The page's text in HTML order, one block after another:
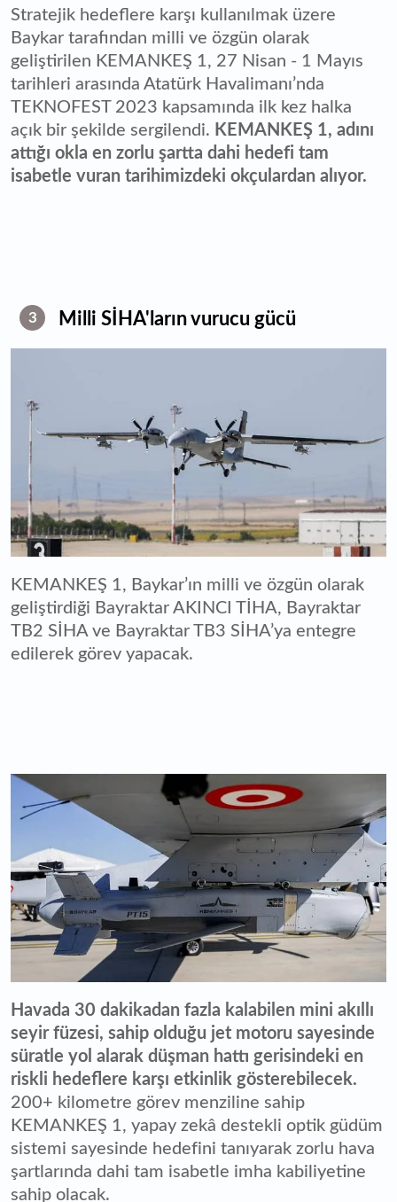
Stratejik hedeflere karşı kullanılmak üzere
Baykar tarafından milli ve özgün olarak
geliştirilen KEMANKEŞ 1, 27 Nisan - 1 Mayıs
tarihleri arasında Atatürk Havalimanı’nda
TEKNOFEST 2023 kapsamında ilk kez halka
açık bir şekilde sergilendi. KEMANKEŞ 1, adını
attığı okla en zorlu şartta dahi hedefi tam
isabetle vuran tarihimizdeki okçulardan alıyor.
3 Milli SİHA'ların vurucu gücü
KEMANKEŞ 1, Baykar’ın milli ve özgün olarak
geliştirdiği Bayraktar AKINCI TİHA, Bayraktar
TB2 SİHA ve Bayraktar TB3 SİHA’ya entegre
edilerek görev yapacak.
Havada 30 dakikadan fazla kalabilen mini akıllı
seyir füzesi, sahip olduğu jet motoru sayesinde
süratle yol alarak düşman hattı gerisindeki en
riskli hedeflere karşı etkinlik gösterebilecek.
200+ kilometre görev menziline sahip
KEMANKEŞ 1, yapay zekâ destekli optik güdüm
sistemi sayesinde hedefini tanıyarak zorlu hava
şartlarında dahi tam isabetle imha kabiliyetine
sahip olacak.